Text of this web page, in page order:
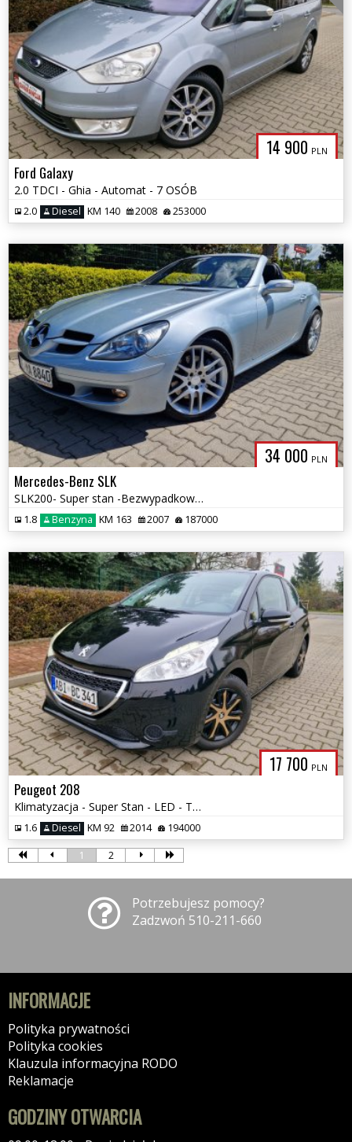
14 900 PLN
Ford Galaxy
2.0 TDCI - Ghia - Automat - 7 OSÓB
2.0 Diesel KM 140 2008 253000
34 000 PLN
Mercedes-Benz SLK
SLK200- Super stan -Bezwypadkowy-Gwarancja
1.8 Benzyna KM 163 2007 187000
17 700 PLN
Peugeot 208
Klimatyzacja - Super Stan - LED - Tempomat
1.6 Diesel KM 92 2014 194000
1 2
Potrzebujesz pomocy?
Zadzwoń 510-211-660
INFORMACJE
Polityka prywatności
Polityka cookies
Klauzula informacyjna RODO
Reklamacje
GODZINY OTWARCIA